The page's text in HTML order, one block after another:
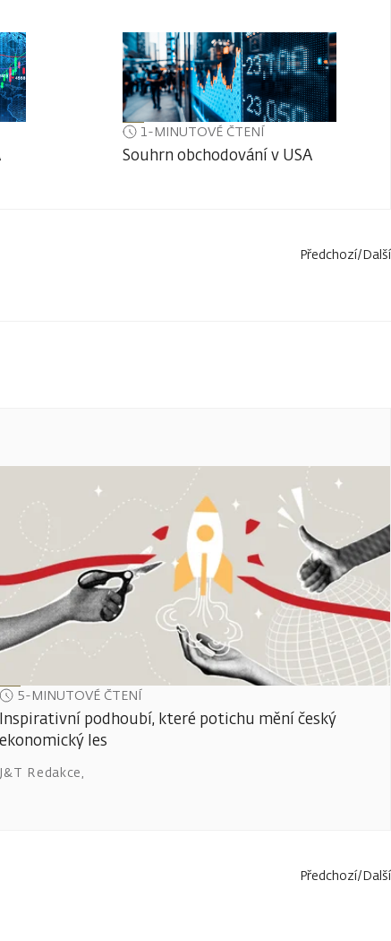
1-MINUTOVÉ ČTENÍ
Souhrn obchodování v USA
Předchozí/Další
5-MINUTOVÉ ČTENÍ
Inspirativní podhoubí, které potichu mění český
ekonomický les
J&T Redakce,
Předchozí/Další